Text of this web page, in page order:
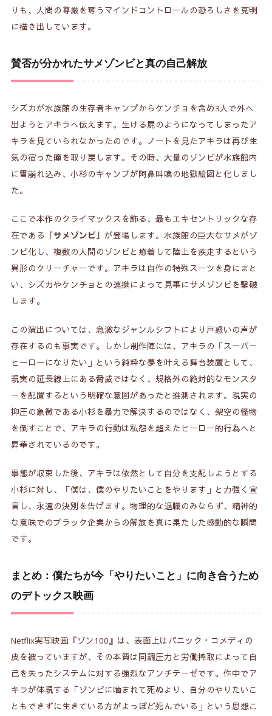
りも、人間の尊厳を奪うマインドコントロールの恐ろしさを克明
に描き出しています。
賛否が分かれたサメゾンビと真の自己解放
シズカが水族館の生存者キャンプからケンチョを含め3人で外へ
出ようとアキラへ伝えます。生ける屍のようになってしまったア
キラを見ていられなかったのです。ノートを見たアキラは再び生
気の宿った瞳を取り戻します。その時、大量のゾンビが水族館内
に雪崩れ込み、小杉のキャンプが阿鼻叫喚の地獄絵図と化しまし
た。
ここで本作のクライマックスを飾る、最もエキセントリックな存
在である
「サメゾンビ」 が登場します。水族館の巨大なサメがゾ
ンビ化し、複数の人間のゾンビと癒着して陸上を疾走するという
異形のクリーチャーです。アキラは自作の特殊スーツを身にまと
い、シズカやケンチョとの連携によって見事にサメゾンビを撃破
します。
この演出については、急激なジャンルシフトにより戸惑いの声が
存在するのも事実です。しかし制作陣には、アキラの「スーパー
ヒーローになりたい」という純粋な夢を叶える舞台装置として、
現実の延長線上にある脅威ではなく、規格外の絶対的なモンスタ
ーを配置するという明確な意図があったと推測されます。現実の
抑圧の象徴である小杉を暴力で解決するのではなく、架空の怪物
を倒すことで、アキラの行動は私怨を超えたヒーロー的行為へと
昇華されているのです。
事態が収束した後、アキラは依然として自分を支配しようとする
小杉に対し、「僕は、僕のやりたいことをやります」と力強く宣
言し、永遠の決別を告げます。物理的な退職のみならず、精神的
な意味でのブラック企業からの解放を真に果たした感動的な瞬間
です。
まとめ：僕たちが今「やりたいこと」に向き合うため
のデトックス映画
Netflix実写映画『ゾン100』は、表面上はパニック・コメディの
皮を被っていますが、その本質は同調圧力と労働搾取によって自
己を失ったシステムに対する強烈なアンチテーゼです。作中でア
キラが体現する「ゾンビに噛まれて死ぬより、自分のやりたいこ
ともできずに生きている方がよっぽど死んでいる」という思想こ